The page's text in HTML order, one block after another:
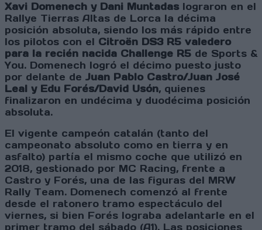
Xavi Domenech y Dani Muntadas lograron en el
Rallye Tierras Altas de Lorca la décima
posición absoluta, siendo los más rápido entre
los pilotos con el Citroën DS3 R5 valedero
para la recién nacida Challenge R5 de Sports &
You. Domenech logró el décimo puesto justo
por delante de Juan Pablo Castro/Juan José
Leal y Edu Forés/David Usón, quienes
finalizaron en undécima y duodécima posición
absoluta.
El vigente campeón catalán (tanto del
campeonato absoluto como en tierra y en
asfalto) partía el mismo coche que utilizó en
2018, gestionado por MC Racing, frente a
Castro y Forés, una de las figuras del MRW
Rally Team. Domenech comenzó al frente
desde el ratonero tramo espectáculo del
viernes, si bien Forés lograba adelantarle en el
primer tramo del sábado (A1). Las posiciones